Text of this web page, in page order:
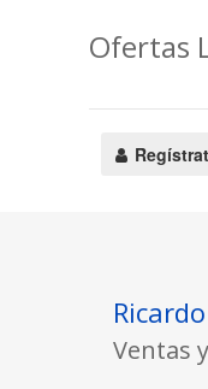
Ofertas
Ventas